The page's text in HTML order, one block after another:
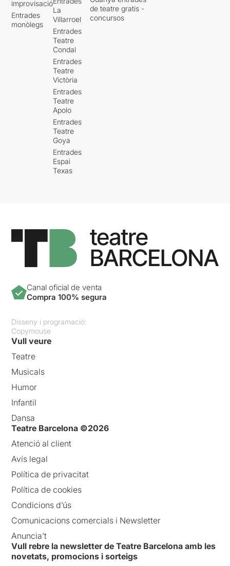
improvisació
Entrades
monòlegs
La
Villarroel
Entrades
Teatre
Condal
Entrades
Teatre
Victòria
Entrades
Teatre
Apolo
Entrades
Teatre
Goya
Entrades
Espai
Texas
de teatre gratis -
concursos
Canal oficial de venta
Compra 100% segura
Disseny i programació:
Copymouse
Vull veure
Teatre
Musicals
Humor
Infantil
Dansa
Teatre Barcelona ©2026
Atenció al client
Avís legal
Política de privacitat
Política de cookies
Condicions d’ús
Comunicacions comercials i Newsletter
Anuncia’t
Vull rebre la newsletter de Teatre Barcelona amb les
novetats, promocions i sorteigs